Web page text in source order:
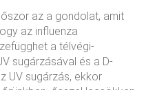
az a gondolat, amit
az influenza
a télvégi-
sugárzásával és a D-
UV sugárzás, ekkor